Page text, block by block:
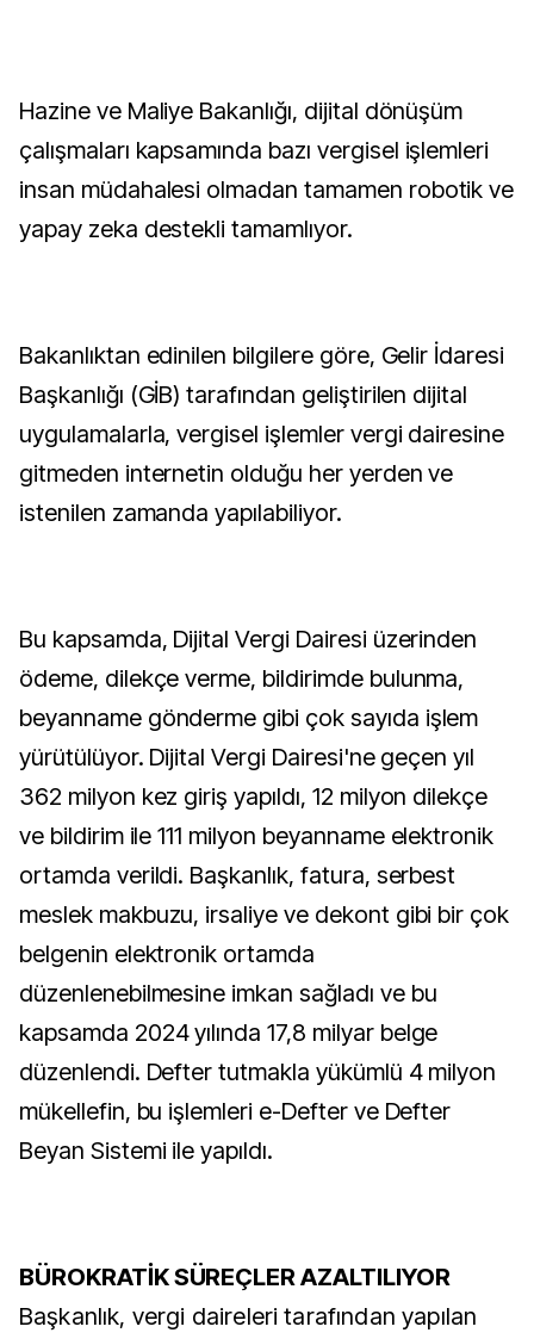
Hazine ve Maliye Bakanlığı, dijital dönüşüm
çalışmaları kapsamında bazı vergisel işlemleri
insan müdahalesi olmadan tamamen robotik ve
yapay zeka destekli tamamlıyor.
Bakanlıktan edinilen bilgilere göre, Gelir İdaresi
Başkanlığı (GİB) tarafından geliştirilen dijital
uygulamalarla, vergisel işlemler vergi dairesine
gitmeden internetin olduğu her yerden ve
istenilen zamanda yapılabiliyor.
Bu kapsamda, Dijital Vergi Dairesi üzerinden
ödeme, dilekçe verme, bildirimde bulunma,
beyanname gönderme gibi çok sayıda işlem
yürütülüyor. Dijital Vergi Dairesi'ne geçen yıl
362 milyon kez giriş yapıldı, 12 milyon dilekçe
ve bildirim ile 111 milyon beyanname elektronik
ortamda verildi. Başkanlık, fatura, serbest
meslek makbuzu, irsaliye ve dekont gibi bir çok
belgenin elektronik ortamda
düzenlenebilmesine imkan sağladı ve bu
kapsamda 2024 yılında 17,8 milyar belge
düzenlendi. Defter tutmakla yükümlü 4 milyon
mükellefin, bu işlemleri e-Defter ve Defter
Beyan Sistemi ile yapıldı.
BÜROKRATİK SÜREÇLER AZALTILIYOR
Başkanlık, vergi daireleri tarafından yapılan